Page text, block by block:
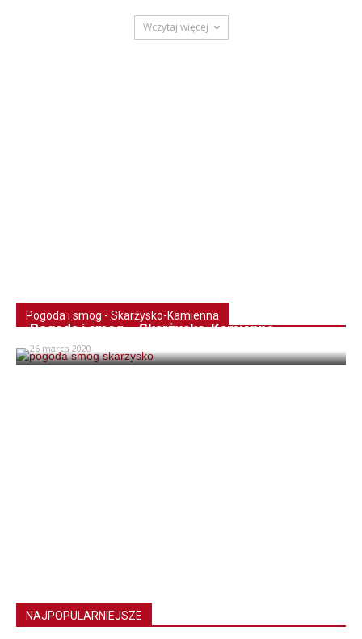
Wczytaj więcej
Pogoda i smog - Skarżysko-Kamienna
Pogoda i smog – Skarżysko-Kamienna
26 marca 2020
NAJPOPULARNIEJSZE